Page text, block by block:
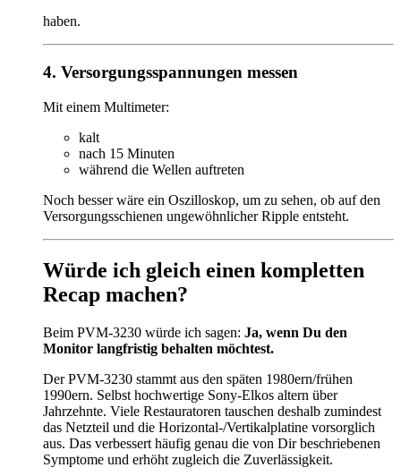
haben.
4. Versorgungsspannungen messen
Mit einem Multimeter:
kalt
nach 15 Minuten
während die Wellen auftreten
Noch besser wäre ein Oszilloskop, um zu sehen, ob auf den
Versorgungsschienen ungewöhnlicher Ripple entsteht.
Würde ich gleich einen kompletten
Recap machen?
Beim PVM-3230 würde ich sagen: Ja, wenn Du den
Monitor langfristig behalten möchtest.
Der PVM-3230 stammt aus den späten 1980ern/frühen
1990ern. Selbst hochwertige Sony-Elkos altern über
Jahrzehnte. Viele Restauratoren tauschen deshalb zumindest
das Netzteil und die Horizontal-/Vertikalplatine vorsorglich
aus. Das verbessert häufig genau die von Dir beschriebenen
Symptome und erhöht zugleich die Zuverlässigkeit.